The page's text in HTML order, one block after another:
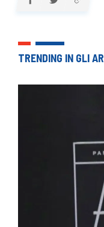
TRENDING IN GLI